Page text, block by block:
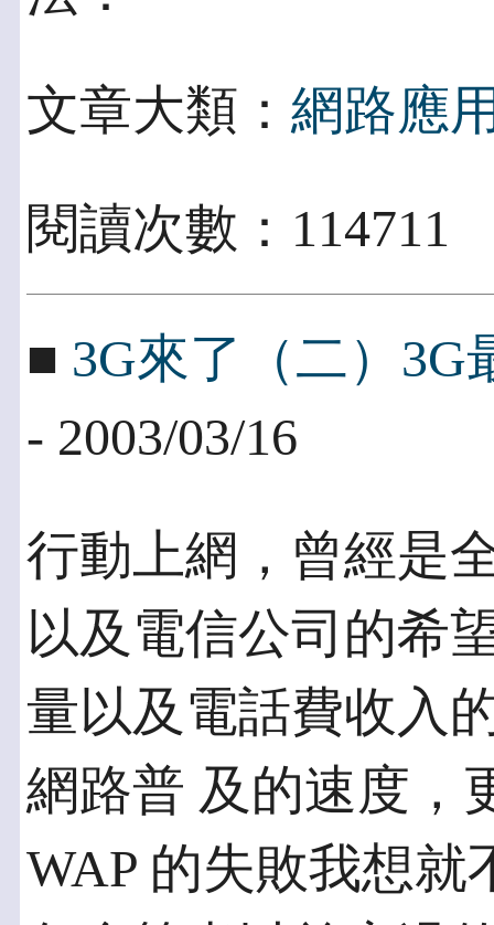
文章大類： 網路應
閱讀次數：
■ 3G來了（二）
- 2003/03/16
行動上網，曾經是
以及電信公司的希
量以及電話費收入
網路普 及的速度，
WAP 的失敗我想